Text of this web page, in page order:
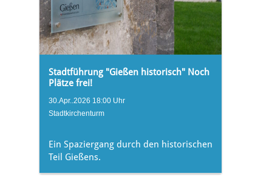
Stadtführung "Gießen historisch" Noch
Plätze frei!
30.Apr..2026 18:00 Uhr
Stadtkirchenturm
Ein Spaziergang durch den historischen
Teil Gießens.